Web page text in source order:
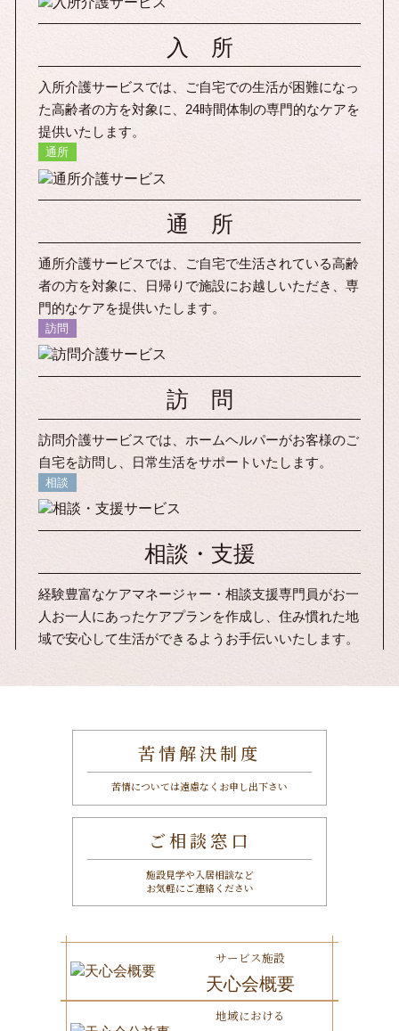
入 所
入所介護サービスでは、ご自宅での生活が困難になっ
た高齢者の方を対象に、24時間体制の専門的なケアを
提供いたします。
通所
通 所
通所介護サービスでは、ご自宅で生活されている高齢
者の方を対象に、日帰りで施設にお越しいただき、専
門的なケアを提供いたします。
訪問
訪 問
訪問介護サービスでは、ホームヘルパーがお客様のご
自宅を訪問し、日常生活をサポートいたします。
相談
相談・支援
経験豊富なケアマネージャー・相談支援専門員がお一
人お一人にあったケアプランを作成し、住み慣れた地
域で安心して生活ができるようお手伝いいたします。
苦情解決制度
苦情については遠慮なくお申し出下さい
ご相談窓口
施設見学や入居相談など
お気軽にご連絡ください
サービス施設
天心会概要
地域における